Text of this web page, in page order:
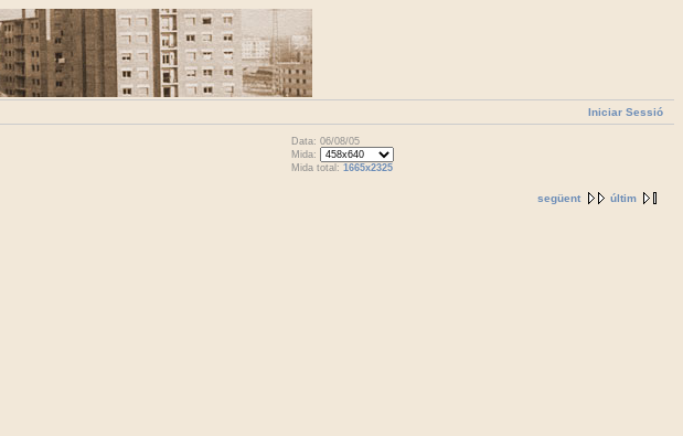
Iniciar Sessió
Data: 06/08/05
Mida:
Mida total: 1665x2325
següent últim